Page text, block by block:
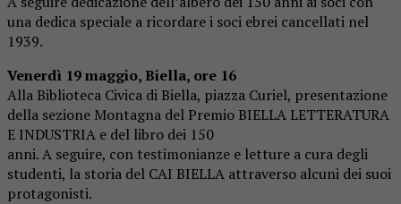
una dedica speciale a ricordare i soci ebrei cancellati nel
1939.
Venerdì 19 maggio, Biella, ore 16
Alla Biblioteca Civica di Biella, piazza Curiel, presentazione
della sezione Montagna del Premio BIELLA LETTERATURA
E INDUSTRIA e del libro dei 150
anni. A seguire, con testimonianze e letture a cura degli
studenti, la storia del CAI BIELLA attraverso alcuni dei suoi
protagonisti.